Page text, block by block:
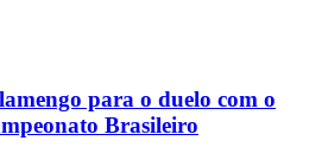
para o duelo com o
Brasileiro